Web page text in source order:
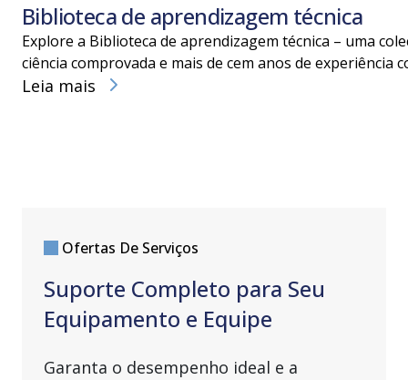
Biblioteca de aprendizagem técnica
Explore a Biblioteca de aprendizagem técnica – uma
ciência comprovada e mais de cem anos de
Leia mais
Ofertas De Serviços
Suporte Completo para Seu
Equipamento e Equipe
Garanta o desempenho ideal e a